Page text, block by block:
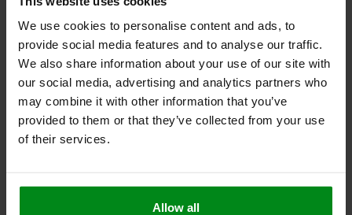
We use cookies to personalise content and ads, to
provide social media features and to analyse our traffic.
We also share information about your use of our site with
our social media, advertising and analytics partners who
may combine it with other information that you’ve
provided to them or that they’ve collected from your use
of their services.
Allow all
• Temperaturbeständigkeit: bis 550 °C dauerhaft
• Spitzenbelastung: bis 600 °C
Wichtigste Eigenschaften
• Dehnbar bis zu 50 Prozent zusätzlichem Durchmesser
• Flexibel und einfach über Abgasteile zu schieben
• Geeignet zur Reduzierung von Strahlungswärme
• Hilft, umliegende Bauteile vor Hitze zu schützen